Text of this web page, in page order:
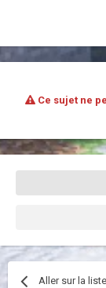
Ce sujet ne
Aller sur la